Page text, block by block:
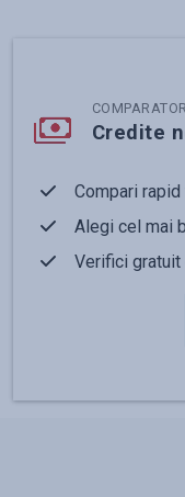
COMPARATOR
Credite
Compari
Alegi cel mai
Verifici